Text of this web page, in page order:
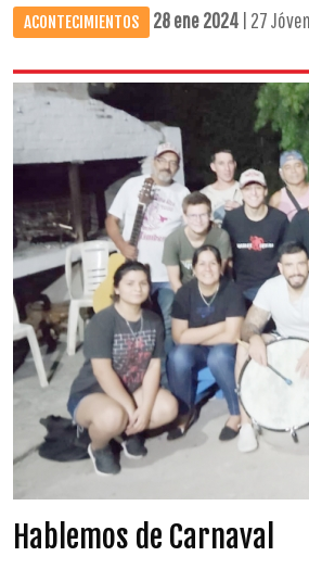
ACONTECIMIENTOS 28 ene 2024 | 27
Hablemos de Carnaval